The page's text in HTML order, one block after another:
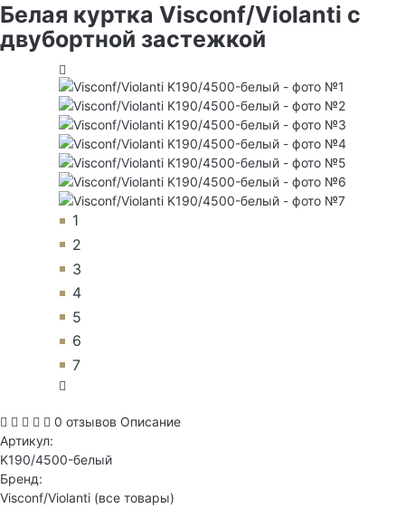
Белая куртка Visconf/Violanti с
двубортной застежкой
1
2
3
4
5
6
7
0 отзывов Описание
Артикул:
K190/4500-белый
Бренд:
Visconf/Violanti (все товары)